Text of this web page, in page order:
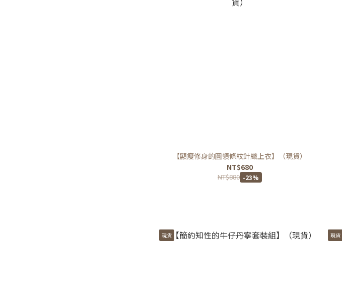
【顯瘦修身的圓領條紋針織上衣】（現貨）
NT$680
NT$880 -23%
現貨 現貨